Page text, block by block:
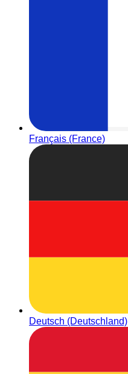
Français (France)
Deutsch (Deutschland)